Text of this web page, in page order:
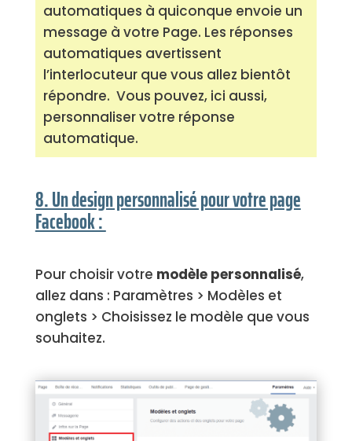
automatiques à quiconque envoie un
message à votre Page. Les réponses
automatiques avertissent
l’interlocuteur que vous allez bientôt
répondre. Vous pouvez, ici aussi,
personnaliser votre réponse
automatique.
8. Un design personnalisé pour votre page
Facebook :
Pour choisir votre modèle personnalisé,
allez dans : Paramètres > Modèles et
onglets > Choisissez le modèle que vous
souhaitez.